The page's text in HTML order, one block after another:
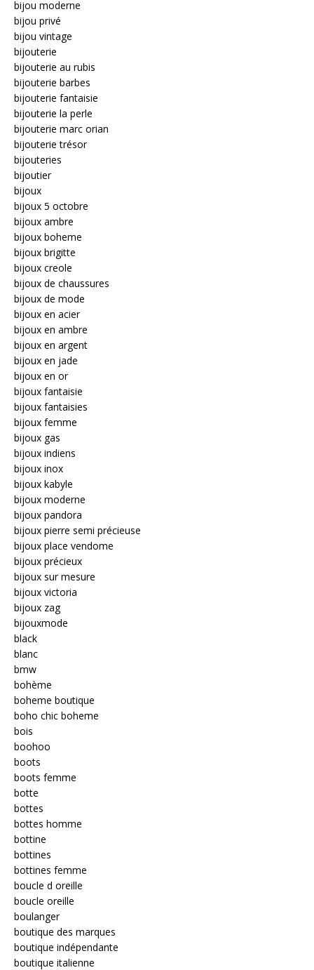
bijou moderne
bijou privé
bijou vintage
bijouterie
bijouterie au rubis
bijouterie barbes
bijouterie fantaisie
bijouterie la perle
bijouterie marc orian
bijouterie trésor
bijouteries
bijoutier
bijoux
bijoux 5 octobre
bijoux ambre
bijoux boheme
bijoux brigitte
bijoux creole
bijoux de chaussures
bijoux de mode
bijoux en acier
bijoux en ambre
bijoux en argent
bijoux en jade
bijoux en or
bijoux fantaisie
bijoux fantaisies
bijoux femme
bijoux gas
bijoux indiens
bijoux inox
bijoux kabyle
bijoux moderne
bijoux pandora
bijoux pierre semi précieuse
bijoux place vendome
bijoux précieux
bijoux sur mesure
bijoux victoria
bijoux zag
bijouxmode
black
blanc
bmw
bohème
boheme boutique
boho chic boheme
bois
boohoo
boots
boots femme
botte
bottes
bottes homme
bottine
bottines
bottines femme
boucle d oreille
boucle oreille
boulanger
boutique des marques
boutique indépendante
boutique italienne